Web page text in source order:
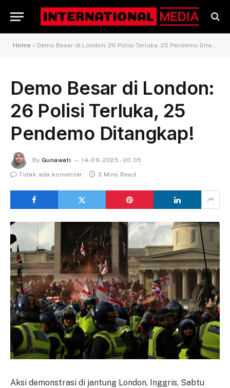
Home » Demo Besar di London: 26 Polisi Terluka, 25 Pendemo Ditangkap!
Demo Besar di London:
26 Polisi Terluka, 25
Pendemo Ditangkap!
By Gunawati
14-09-2025 - 20.05
Tidak ada komentar
3 Mins Read
Aksi demonstrasi di jantung London, Inggris, Sabtu